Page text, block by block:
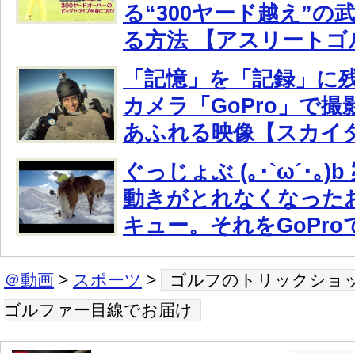
る“300ヤード越え”の
る方法 【アスリート
「記憶」を「記録」に
カメラ「GoPro」で撮
あふれる映像【スカイ
ぐっじょぶ (｡･`ω´･｡)b
動きがとれなくなった
キュー。それをGoPro
＠動画 > スポーツ >
ゴルフのトリックショ
ゴルファー目線でお届け